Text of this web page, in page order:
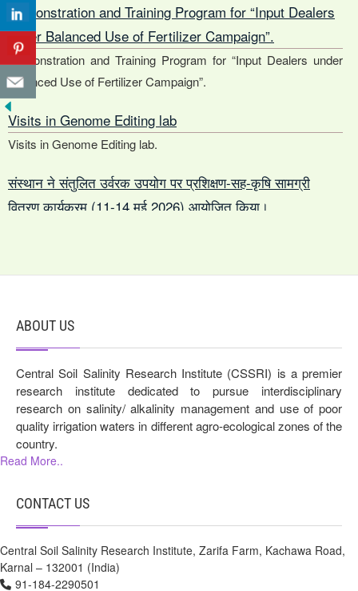
Demonstration and Training Program for “Input Dealers
under Balanced Use of Fertilizer Campaign”.
Demonstration and Training Program for “Input Dealers under
Balanced Use of Fertilizer Campaign”.
Visits in Genome Editing lab
Visits in Genome Editing lab.
संस्थान ने संतुलित उर्वरक उपयोग पर प्रशिक्षण-सह-कृषि सामग्री
वितरण कार्यक्रम (11-14 मई 2026) आयोजित किया।
Agricultural Input Distribution-cum-Training Programme
on Balanced Use of Fertilizers in Crops Organized at
CSSRI, Karnal.
Agricultural Input Distribution-cum-Training Programme on
Balanced Use of Fertilizers in Crops Organized at CSSRI,
कृषि विज्ञान केंद्र, हरदोई-II द्वारा “ संतुलित उर्वरक उपयोग” विषय पर “
मेरा गाँव मेरा गौरव” के अंतर्गत एक दिवसीय गोष्ठी एवं जागरुकता
कार्यक्रम का आयोजन
ABOUT US
Central Soil Salinity Research Institute (CSSRI) is a premier
research institute dedicated to pursue interdisciplinary
research on salinity/ alkalinity management and use of poor
quality irrigation waters in different agro-ecological zones of the
country.
Read More..
CONTACT US
Central Soil Salinity Research Institute, Zarifa Farm, Kachawa Road,
Karnal – 132001 (India)
91-184-2290501